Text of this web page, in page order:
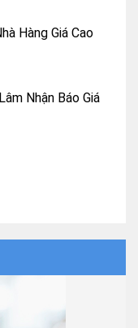
Hàng Giá Cao
Nhận Báo Giá